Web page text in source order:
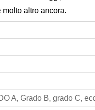
altro ancora.
A, Grado B, grado C,